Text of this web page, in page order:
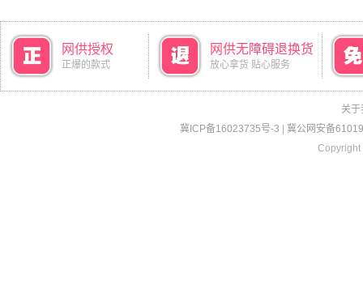
网供授权
正爆的款式
网供无障碍退换货
放心拿货 贴心服务
关于
冀ICP备16023735号-3
冀公网安备